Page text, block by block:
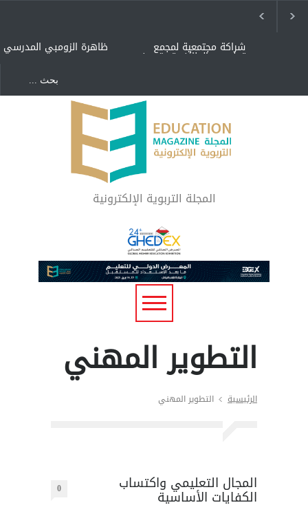
ظاهرة الزومبي المدرسي شراكة مجتمعية لمجمع
تعليمي بالطائف تستهدف
"كنت أنضرب ومافيني إلا
العافية" هل هذا مبرر
لاستمرار أسلوب التربية
المتوارث؟
لماذا تعد برامج توعية الأطفال
بخصوصية الجسد وقاية لا
فضول؟
المجلة التربوية الإلكترونية
التطوير المهني
الرئيسية التطوير المهني
المجال التعليمي واكتساب
الكفايات الأساسية 0